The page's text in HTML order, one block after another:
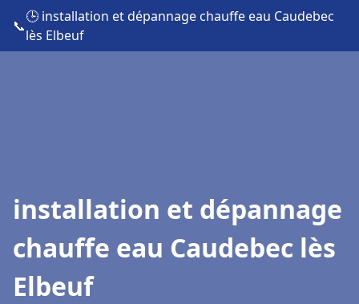
📞
🕒 installation et dépannage chauffe eau Caudebec
lès Elbeuf
installation et dépannage
chauffe eau Caudebec lès
Elbeuf